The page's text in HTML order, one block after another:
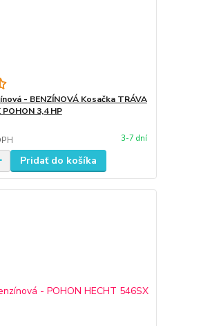
- BENZÍNOVÁ Kosačka TRÁVA
3,4 HP
3-7 dní
Pridať do košíka